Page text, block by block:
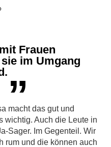
Frauen
im Umgang
”
macht das gut und
wichtig. Auch die Leute in
Sager. Im Gegenteil. Wir
rum und die können auch